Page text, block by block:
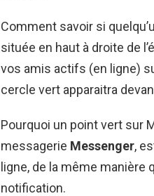
Comment savoir si
située en haut à droite de
vos amis actifs (en ligne)
cercle vert apparaitra
Pourquoi un point vert sur
messagerie Messenger,
ligne, de la même manière
notification.